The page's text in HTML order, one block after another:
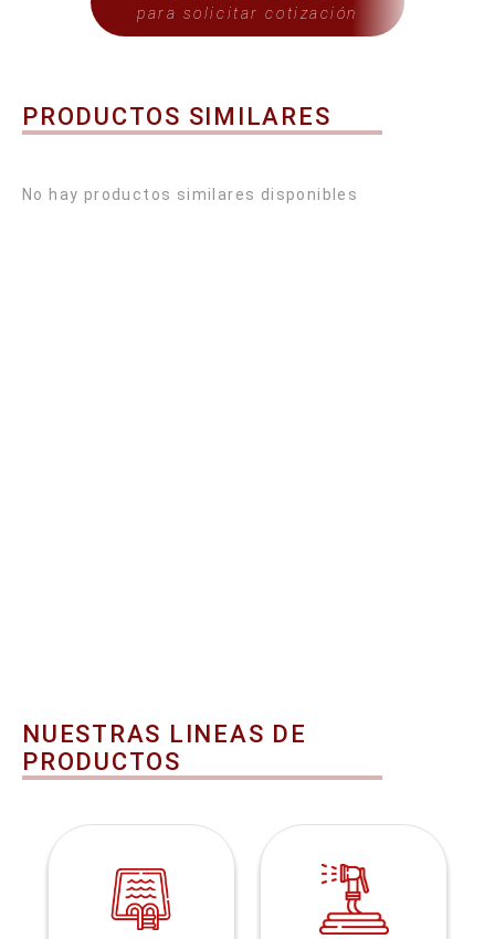
para solicitar cotización
PRODUCTOS SIMILARES
No hay productos similares disponibles
NUESTRAS LINEAS DE
PRODUCTOS